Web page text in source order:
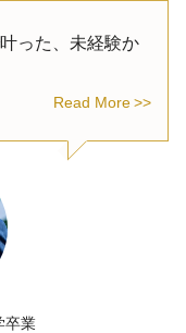
った、未経験か
Read More
卒業